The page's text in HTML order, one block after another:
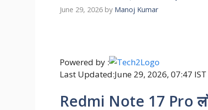
June 29, 2026 by Manoj Kumar
Powered by :
Last Updated:June 29, 2026, 07:47 IST
Redmi Note 17 Pro